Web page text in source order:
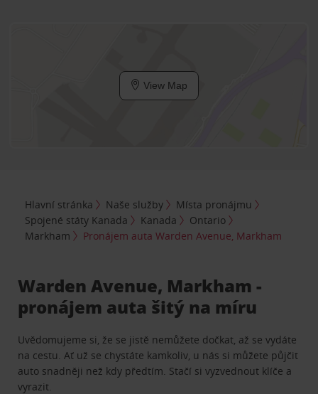
View Map
Hlavní stránka Naše služby
Místa pronájmu
Spojené státy Kanada
Kanada
Ontario
Markham
Pronájem auta Warden Avenue, Markham
Warden Avenue, Markham -
pronájem auta šitý na míru
Uvědomujeme si, že se jistě nemůžete dočkat, až se vydáte
na cestu. Ať už se chystáte kamkoliv, u nás si můžete půjčit
auto snadněji než kdy předtím. Stačí si vyzvednout klíče a
vyrazit.